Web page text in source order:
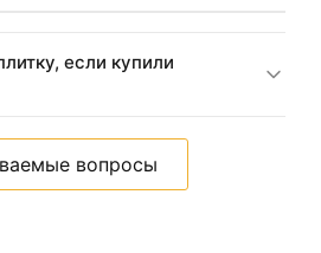
если купили
вопросы